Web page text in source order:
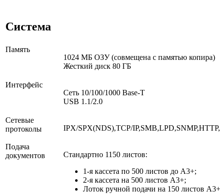
Система
Память
1024 МБ ОЗУ (совмещена с памятью копира)
Жесткий диск 80 ГБ
Интерфейс
Сеть 10/100/1000 Base-T
USB 1.1/2.0
Сетевые
протоколы
IPX/SPX(NDS),TCP/
Подача
документов
Стандартно 1150 листов:
1-я кассета по 500 листов до A3+;
2-я кассета на 500 листов A3+;
Лоток ручной подачи на 150 листов А3+